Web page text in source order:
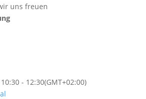
uns freuen
10:30- 12:30(GMT+02:00)